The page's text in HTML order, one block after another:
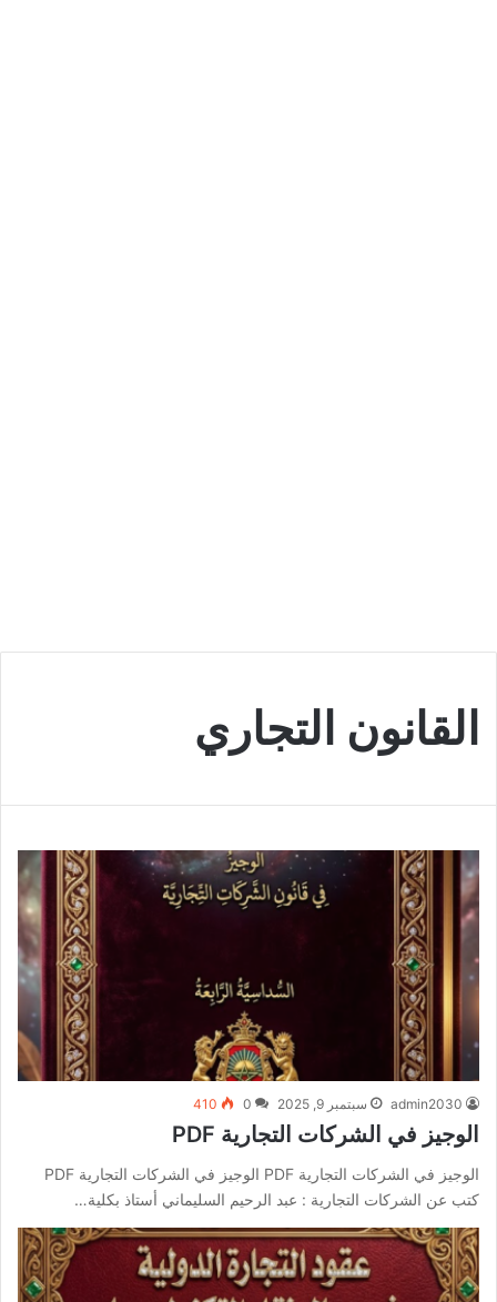
القانون التجاري
admin2030 سبتمبر 9, 2025 0
410
الوجيز في الشركات التجارية PDF
الوجيز في الشركات التجارية PDF الوجيز في الشركات التجارية PDF
كتب عن الشركات التجارية : عبد الرحيم السليماني أستاذ بكلية…